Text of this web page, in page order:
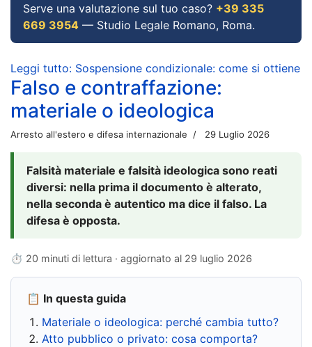
Serve una valutazione sul tuo caso? +39 335
669 3954 — Studio Legale Romano, Roma.
Leggi tutto: Sospensione condizionale: come si ottiene
Falso e contraffazione:
materiale o ideologica
Arresto all'estero e difesa internazionale 29 Luglio 2026
Falsità materiale e falsità ideologica sono reati
diversi: nella prima il documento è alterato,
nella seconda è autentico ma dice il falso. La
difesa è opposta.
⏱ 20 minuti di lettura · aggiornato al 29 luglio 2026
📋 In questa guida
Materiale o ideologica: perché cambia tutto?
Atto pubblico o privato: cosa comporta?